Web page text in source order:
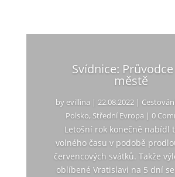
Svídnice:
městě
by evillina |22.08.2022 |
Polsko, Střední Evropa | 0
Letošní rok konečně nabídl
volného času v podobě
červencových svátků. Takže
oblíbené Vratislavi na 5 dní